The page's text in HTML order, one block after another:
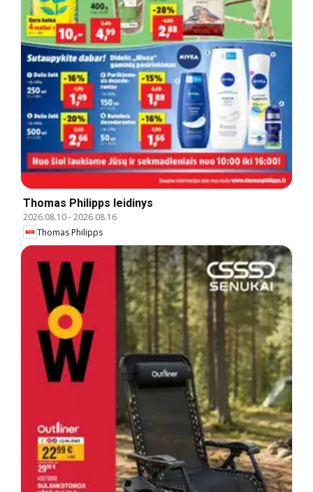
Thomas Philipps leidinys
2026.08.10-2026.08.16
Thomas Philipps